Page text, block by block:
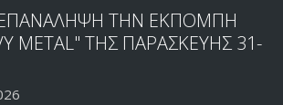
ΤΗΝ ΕΚΠΟΜΠΗ
METAL" ΤΗΣ ΠΑΡΑΣΚΕΥΗΣ 31-